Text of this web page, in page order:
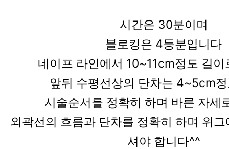
시간은 30분이며
블로킹은 4등분입니다
네이프 라인에서 10~11cm정도 길이
앞뒤 수평선상의 단차는 4~5cm
시술순서를 정확히 하며 바른 자세
외곽선의 흐름과 단차를 정확히 하며 위
셔야 합니다^^